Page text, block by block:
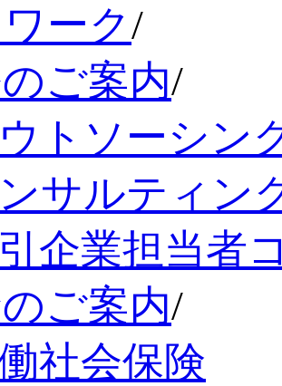
ーク/
ご案内/
トソーシン
サルティン
企業担当者
ご案内/
社会保険